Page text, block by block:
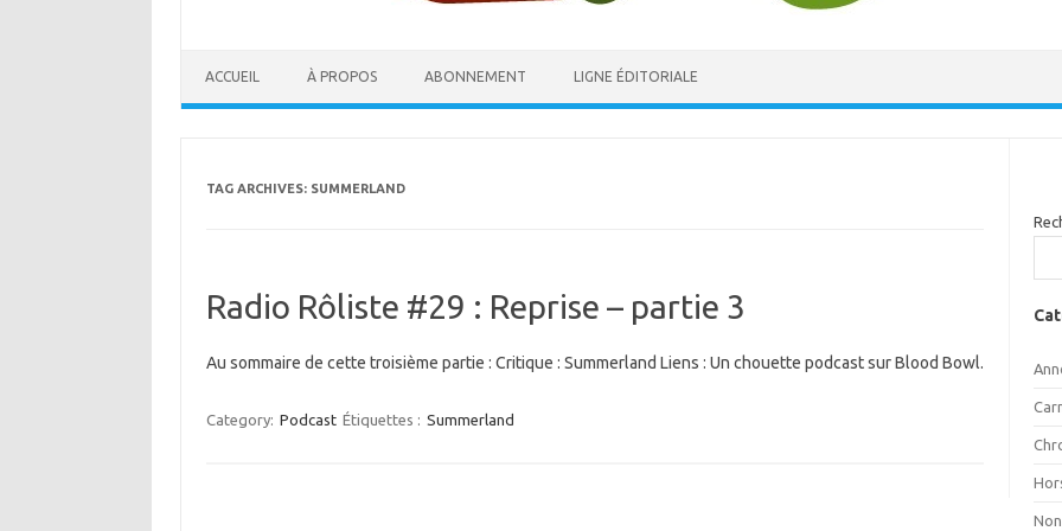
ACCUEIL À PROPOS ABONNEMENT LIGNE ÉDITORIALE
TAG ARCHIVES: SUMMERLAND
Radio Rôliste #29 : Reprise – partie 3
Au sommaire de cette troisième partie : Critique : Summerland Liens : Un chouette podcast sur Blood Bowl.
Category: Podcast Étiquettes : Summerland